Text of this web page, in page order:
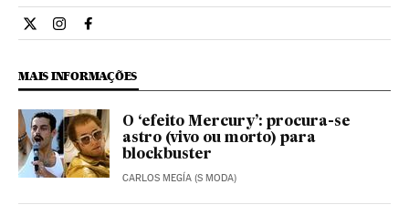
Cultura El País Brasil en Twitter
Cultura El País Brasil en Instagram
Cultura El País Brasil en Facebook
MAIS INFORMAÇÕES
O ‘efeito Mercury’: procura-se
astro (vivo ou morto) para
blockbuster
CARLOS MEGÍA (S MODA)